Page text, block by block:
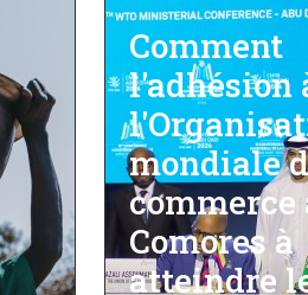
Comment
l'adhésion
mondiale
commerce
Comores à
atteindre